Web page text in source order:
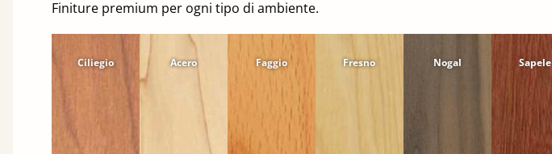
Finiture premium per ogni tipo di ambiente.
Ciliegio Acero Faggio Fresno Nogal Sapele